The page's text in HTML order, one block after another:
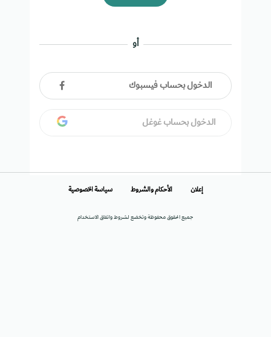
أو
الدخول بحساب فيسبوك
الدخول بحساب غوغل
جميع الحقوق محفوظة وتخضع لشروط واتفاق الاستخدام
إعلان الأحكام والشروط سياسة الخصوصية